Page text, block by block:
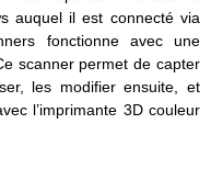
auquel il est connecté via
fonctionne avec une
scanner permet de capter
les modifier ensuite, et
l’imprimante 3D couleur